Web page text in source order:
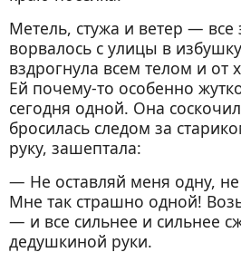
Метель, стужа и ветер — все
ворвалось с улицы в
вздрогнула всем телом и от
Ей почему-то особенно
сегодня одной. Она
бросилась следом за
руку, зашептала:
— Не оставляй меня одну,
Мне так страшно одной!
— и все сильнее и сильнее
дедушкиной руки.